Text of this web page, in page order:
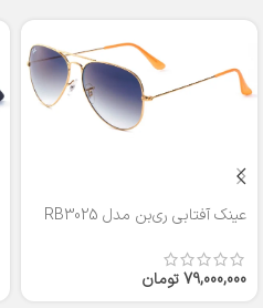
عینک آفتابی ری‌بن مدل RB3025
79,000,000تومان